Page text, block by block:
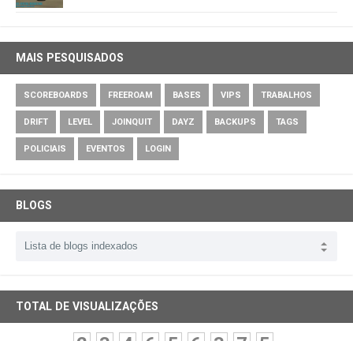
MAIS PESQUISADOS
SCOREBOARDS FREEROAM BASES VIPS TRABALHOS
DRIFT LEVEL JOINQUIT DAYZ BACKUPS TAGS
POLICIAIS EVENTOS LOGIN
BLOGS
TOTAL DE VISUALIZAÇÕES